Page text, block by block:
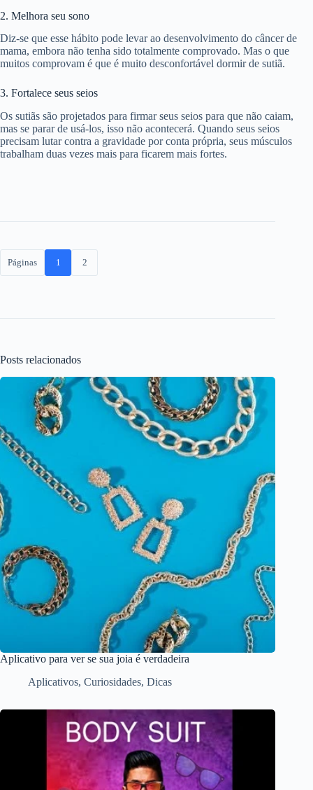
2. Melhora seu sono
Diz-se que esse hábito pode levar ao desenvolvimento do câncer de
mama, embora não tenha sido totalmente comprovado. Mas o que
muitos comprovam é que é muito desconfortável dormir de sutiã.
3. Fortalece seus seios
Os sutiãs são projetados para firmar seus seios para que não caiam,
mas se parar de usá-los, isso não acontecerá. Quando seus seios
precisam lutar contra a gravidade por conta própria, seus músculos
trabalham duas vezes mais para ficarem mais fortes.
Páginas 1 2
Posts relacionados
Aplicativo para ver se sua joia é verdadeira
Aplicativos, Curiosidades, Dicas